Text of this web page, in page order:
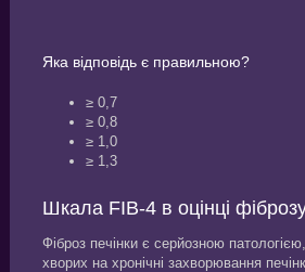
Яка відповідь є правильною?
≥ 0,7
≥ 0,8
≥ 1,0
≥ 1,3
Шкала FIB-4 в оцінці
Фіброз печінки є серйозною
хворих на хронічні захворювання